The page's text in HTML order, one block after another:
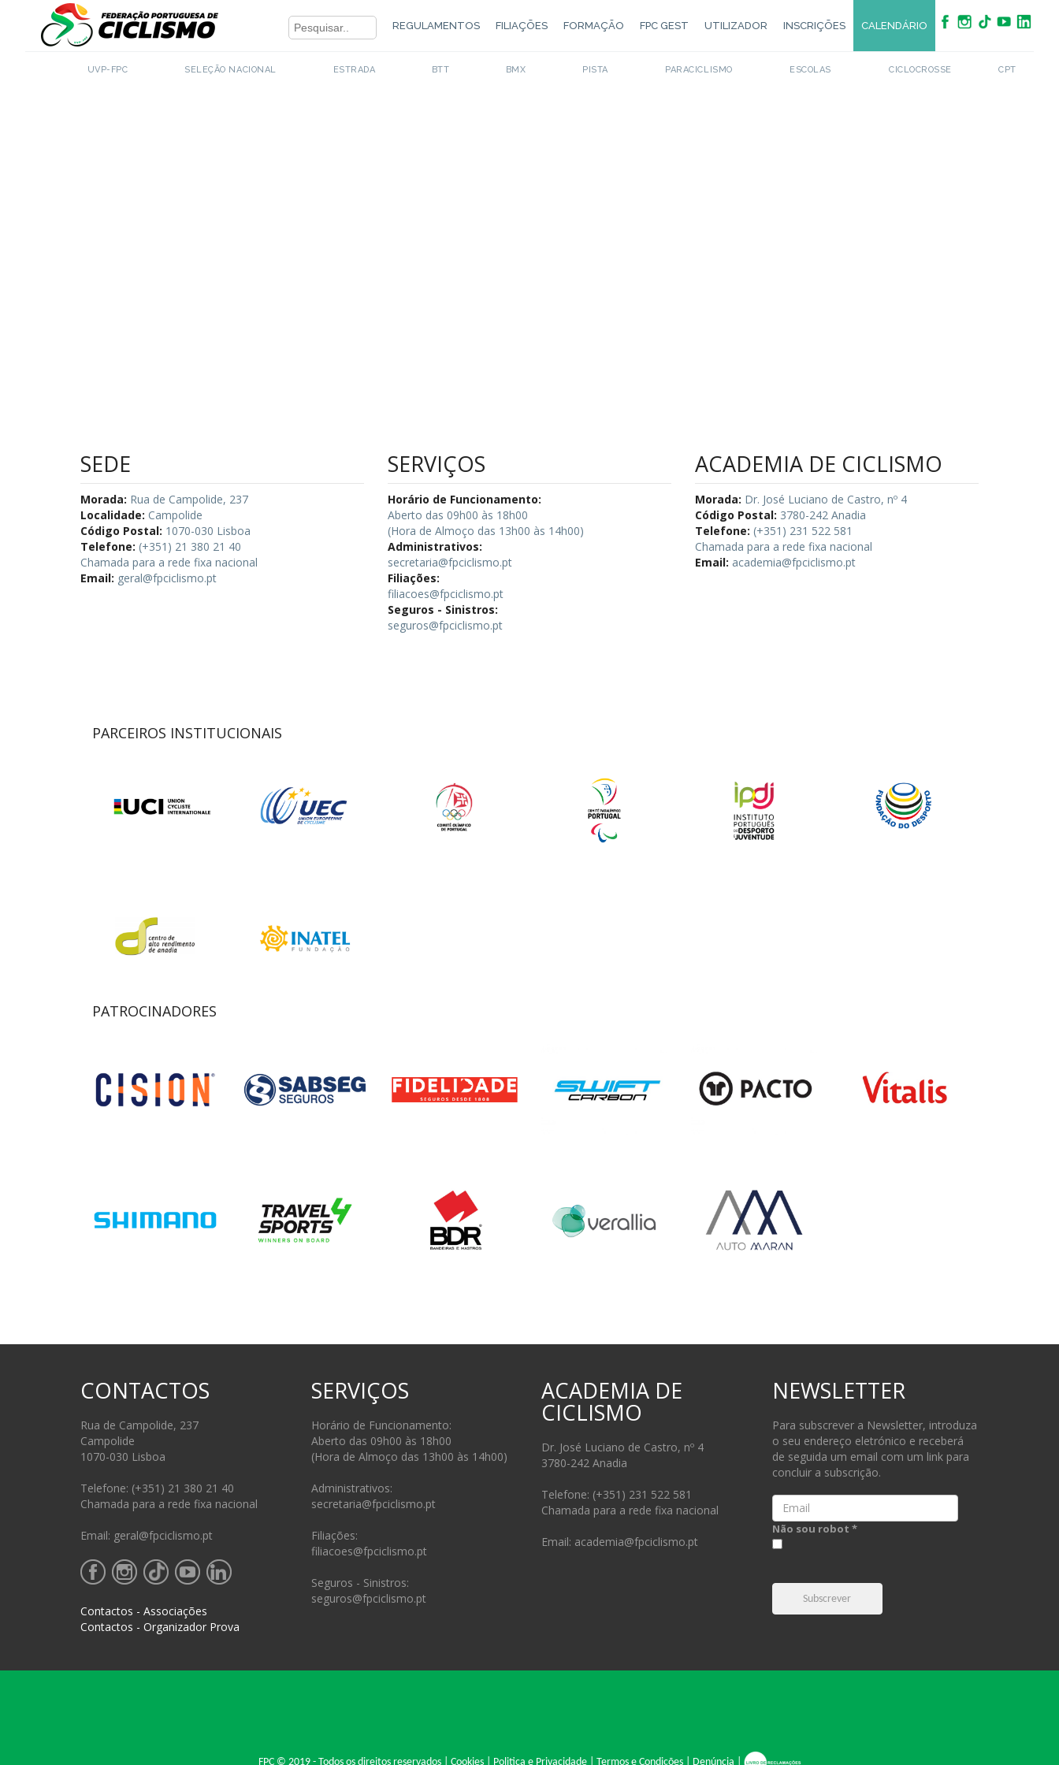
REGULAMENTOS FILIAÇÕES FORMAÇÃO FPC GEST UTILIZADOR INSCRIÇÕES CALENDÁRIO
UVP-FPC SELEÇÃO NACIONAL ESTRADA BTT BMX PISTA PARACICLISMO ESCOLAS CICLOCROSSE CPT
contactos
SEDE
Morada: Rua de Campolide, 237
Localidade: Campolide
Código Postal: 1070-030 Lisboa
Telefone: (+351) 21 380 21 40
Chamada para a rede fixa nacional
Email: geral@fpciclismo.pt
SERVIÇOS
Horário de Funcionamento:
Aberto das 09h00 às 18h00
(Hora de Almoço das 13h00 às 14h00)
Administrativos:
secretaria@fpciclismo.pt
Filiações:
filiacoes@fpciclismo.pt
Seguros - Sinistros:
seguros@fpciclismo.pt
ACADEMIA DE CICLISMO
Morada: Dr. José Luciano de Castro, nº 4
Código Postal: 3780-242 Anadia
Telefone: (+351) 231 522 581
Chamada para a rede fixa nacional
Email: academia@fpciclismo.pt
PARCEIROS INSTITUCIONAIS
PATROCINADORES
CONTACTOS
Rua de Campolide, 237
Campolide
1070-030 Lisboa
Telefone: (+351) 21 380 21 40
Chamada para a rede fixa nacional
Email: geral@fpciclismo.pt
Contactos - Associações
Contactos - Organizador Prova
SERVIÇOS
Horário de Funcionamento:
Aberto das 09h00 às 18h00
(Hora de Almoço das 13h00 às 14h00)
Administrativos:
secretaria@fpciclismo.pt
Filiações:
filiacoes@fpciclismo.pt
Seguros - Sinistros:
seguros@fpciclismo.pt
ACADEMIA DE
CICLISMO
Dr. José Luciano de Castro, nº 4
3780-242 Anadia
Telefone: (+351) 231 522 581
Chamada para a rede fixa nacional
Email: academia@fpciclismo.pt
NEWSLETTER
Para subscrever a Newsletter, introduza
o seu endereço eletrónico e receberá
de seguida um email com um link para
concluir a subscrição.
Email
Não sou robot *
Subscrever
FPC © 2019 - Todos os direitos reservados | Cookies| Politica e Privacidade| Termos e Condições| Denúncia